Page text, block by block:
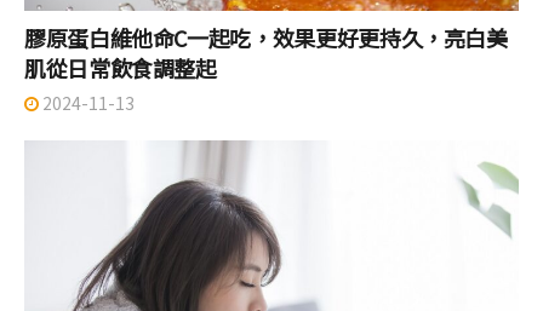
膠原蛋白維他命C一起吃，效果更好更持久，亮白美
肌從日常飲食調整起
2024-11-13